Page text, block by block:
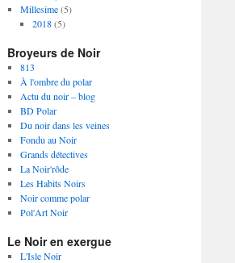
Millesime(5)
2018(5)
Broyeurs de Noir
813
À l'ombre du polar
Actu du noir – blog
BD Polar
Du noir dans les veines
Fondu au Noir
Grands détectives
La Noir'rôde
Les Habits Noirs
Noir comme polar
Pol'Art Noir
Le Noir en exergue
L'Isle Noir